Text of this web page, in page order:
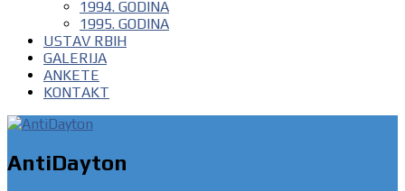
1994. GODINA
1995. GODINA
USTAV RBIH
GALERIJA
ANKETE
KONTAKT
AntiDayton